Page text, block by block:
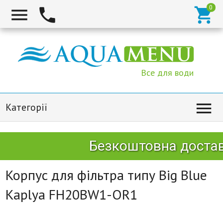
  
Все для води
Категорії 
Безкоштовна
Корпус для фільтра типу Big Blue
Kaplya FH20BW1-OR1